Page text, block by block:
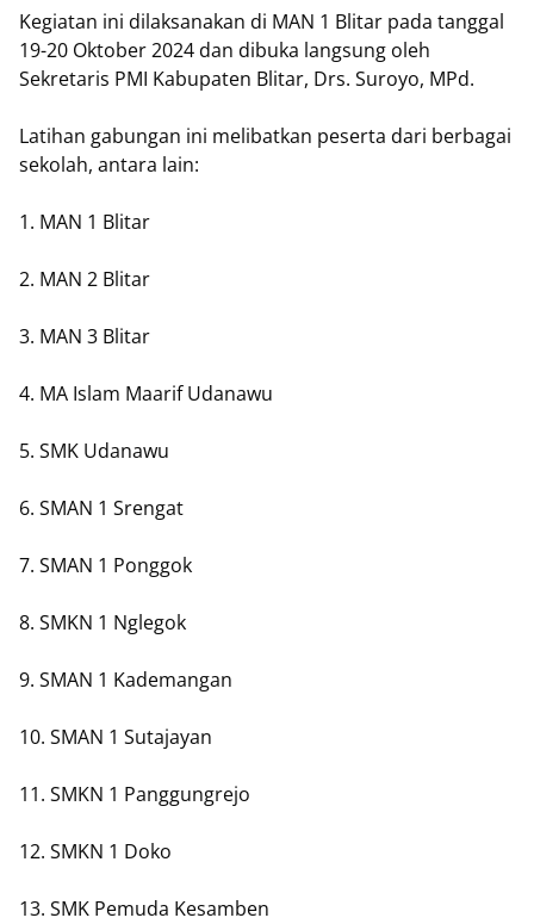
Kegiatan ini dilaksanakan di MAN 1 Blitar pada tanggal
19-20 Oktober 2024 dan dibuka langsung oleh
Sekretaris PMI Kabupaten Blitar, Drs. Suroyo, MPd.
Latihan gabungan ini melibatkan peserta dari berbagai
sekolah, antara lain:
1. MAN 1 Blitar
2. MAN 2 Blitar
3. MAN 3 Blitar
4. MA Islam Maarif Udanawu
5. SMK Udanawu
6. SMAN 1 Srengat
7. SMAN 1 Ponggok
8. SMKN 1 Nglegok
9. SMAN 1 Kademangan
10. SMAN 1 Sutajayan
11. SMKN 1 Panggungrejo
12. SMKN 1 Doko
13. SMK Pemuda Kesamben